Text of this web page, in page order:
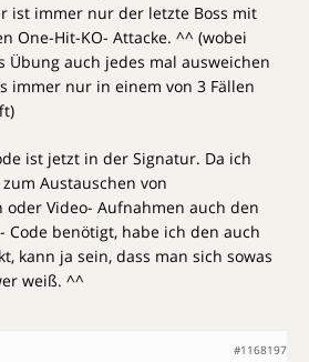
ist immer nur der letzte Boss mit
One-Hit-KO- Attacke. ^^ (wobei
Übung auch jedes mal ausweichen
immer nur in einem von 3 Fällen
ist jetzt in der Signatur. Da ich
Austauschen von
oder Video- Aufnahmen auch den
Code benötigt, habe ich den auch
kann ja sein, dass man sich sowas
weiß. ^^
#1168197